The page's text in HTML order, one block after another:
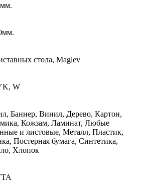
стола, Maglev
W
Баннер, Винил, Дерево, Картон,
Кожзам, Ламинат, Любые
и листовые, Металл, Пластик,
Постерная бумага, Синтетика,
Хлопок